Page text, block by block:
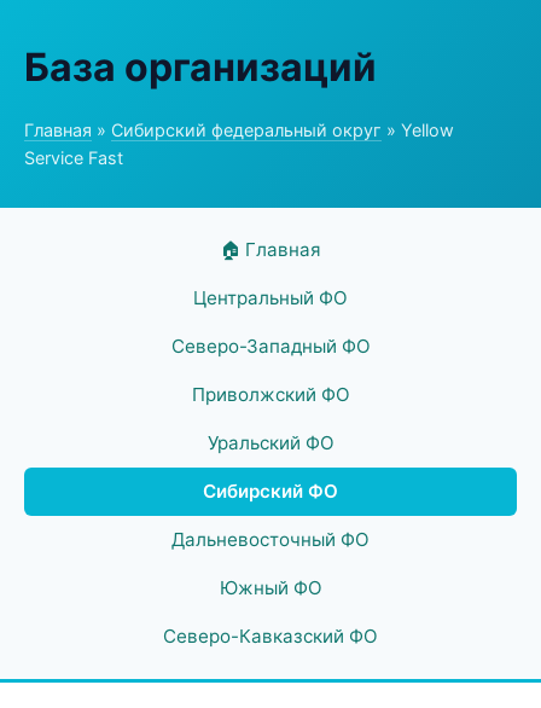
База организаций
Главная » Сибирский федеральный округ » Yellow
Service Fast
🏠 Главная
Центральный ФО
Северо-Западный ФО
Приволжский ФО
Уральский ФО
Сибирский ФО
Дальневосточный ФО
Южный ФО
Северо-Кавказский ФО